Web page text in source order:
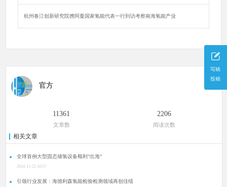
写稿
投稿
杭州春江创新研究院携阿曼国家氢能代表一行到访考察南海氢能产业
官方
11361
文章数
2206
阅读次数
相关文章
全球首例大型固态储氢设备顺利“出海”
2024-11-22 10:57
引领行业发展：海德利森氢能检验检测领域再创佳绩